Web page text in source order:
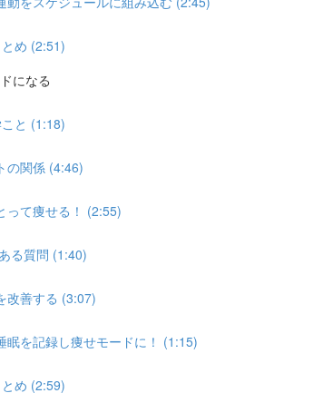
め (2:51)
になる
と (1:18)
の関係 (4:46)
って痩せる！ (2:55)
る質問 (1:40)
改善する (3:07)
を記録し痩せモードに！ (1:15)
め (2:59)